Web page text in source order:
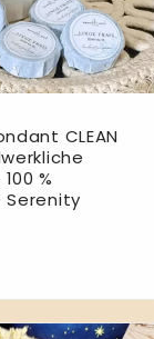
CLEAN
%
Serenity